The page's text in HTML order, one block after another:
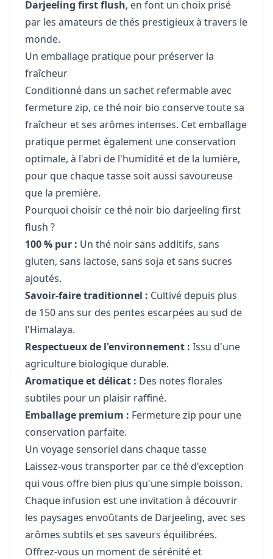
Darjeeling first flush, en font un choix prisé
par les amateurs de thés prestigieux à travers le
monde.
Un emballage pratique pour préserver la
fraîcheur
Conditionné dans un sachet refermable avec
fermeture zip, ce thé noir bio conserve toute sa
fraîcheur et ses arômes intenses. Cet emballage
pratique permet également une conservation
optimale, à l'abri de l'humidité et de la lumière,
pour que chaque tasse soit aussi savoureuse
que la première.
Pourquoi choisir ce thé noir bio darjeeling first
flush ?
100 % pur : Un thé noir sans additifs, sans
gluten, sans lactose, sans soja et sans sucres
ajoutés.
Savoir-faire traditionnel : Cultivé depuis plus
de 150 ans sur des pentes escarpées au sud de
l'Himalaya.
Respectueux de l'environnement : Issu d'une
agriculture biologique durable.
Aromatique et délicat : Des notes florales
subtiles pour un plaisir raffiné.
Emballage premium : Fermeture zip pour une
conservation parfaite.
Un voyage sensoriel dans chaque tasse
Laissez-vous transporter par ce thé d'exception
qui vous offre bien plus qu'une simple boisson.
Chaque infusion est une invitation à découvrir
les paysages envoûtants de Darjeeling, avec ses
arômes subtils et ses saveurs équilibrées.
Offrez-vous un moment de sérénité et